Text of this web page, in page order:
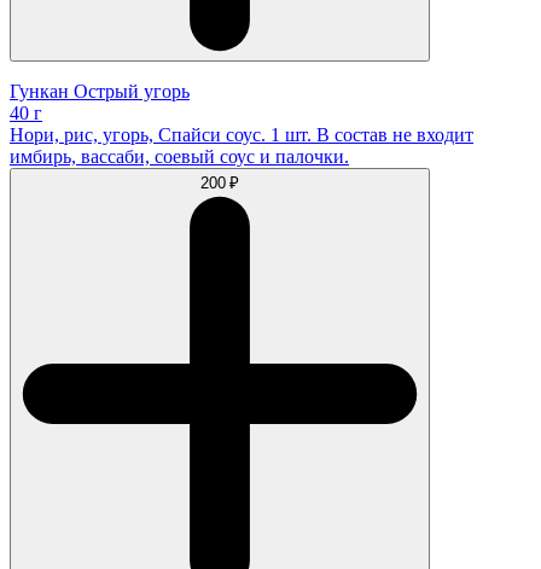
Гункан Острый угорь
40 г
Нори, рис, угорь, Спайси соус. 1 шт. В состав не входит
имбирь, вассаби, соевый соус и палочки.
200 ₽